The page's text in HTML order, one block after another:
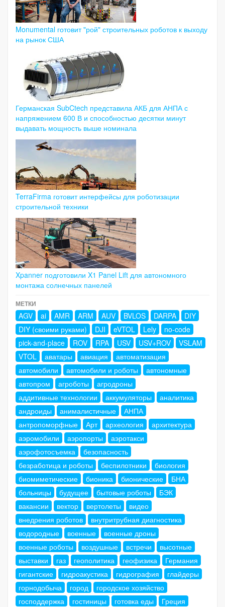
Monumental готовит "рой" строительных роботов к выходу
на рынок США
Германская SubCtech представила АКБ для АНПА с
напряжением 600 В и способностью десятки минут
выдавать мощность выше номинала
TerraFirma готовит интерфейсы для роботизации
строительной техники
Xpanner подготовили X1 Panel Lift для автономного
монтажа солнечных панелей
МЕТКИ
AGV ai AMR ARM AUV BVLOS DARPA
DIY
DIY (своими руками)
DJI eVTOL Lely
no-code
pick-and-place
ROV RPA USV USV+ROV
VSLAM
VTOL
аватары авиация
автоматизация
автомобили
автомобили и роботы
автономные
автопром
агроботы
агродроны
аддитивные технологии
аккумуляторы
аналитика
андроиды
анималистичные
АНПА
антропоморфные
Арт археология
архитектура
аэромобили
аэропорты
аэротакси
аэрофотосъемка
безопасность
безработица и роботы
беспилотники
биология
биомиметические
бионика бионические
БНА
больницы
будущее бытовые роботы
БЭК
вакансии
вектор вертолеты
видео
внедрения роботов
внутритрубная диагностика
водородные
военные
военные дроны
военные роботы
воздушные встречи
высотные
выставки
газ геополитика геофизика
Германия
гигантские
гидроакустика гидрография
глайдеры
горнодобыча
город
городское хозяйство
господдержка
гостиницы готовка еды
Греция